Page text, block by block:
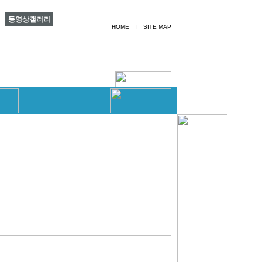
HOME I SITE MAP
동영상갤러리